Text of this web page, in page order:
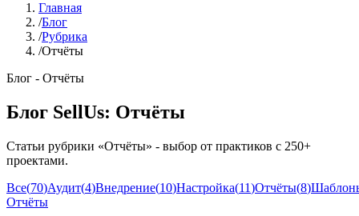
Главная
/Блог
/Рубрика
/Отчёты
Блог - Отчёты
Блог SellUs: Отчёты
Статьи рубрики «Отчёты» - выбор от практиков с 250+
проектами.
Все(70)Аудит(4)Внедрение(10)Настройка(11)Отчёты(8)
Отчёты